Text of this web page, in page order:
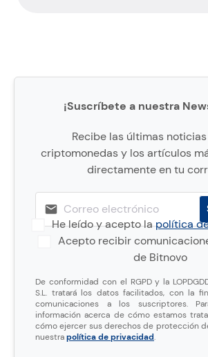
¡Suscríbete a nuestra
Recibe las últimas
criptomonedas y los artículos
directamente en tu
He leído y acepto lapolítica
Acepto recibir
de Bitnovo
De conformidad con el RGPD y la LOPDGDD,
S.L. tratará los datos facilitados, con la
comunicaciones a los suscriptores.
información acerca de cómo estamos
cómo ejercer sus derechos de protección
nuestrapolítica de privacidad.